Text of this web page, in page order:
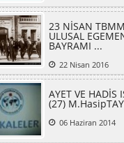
23 NİSAN
ULUSAL
BAYRAMI ...
AYET VE HADİS
(27)